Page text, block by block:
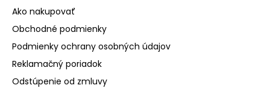
Ako nakupovať
Obchodné podmienky
Podmienky ochrany osobných údajov
Reklamačný poriadok
Odstúpenie od zmluvy